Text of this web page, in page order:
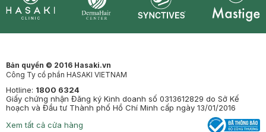
Bản quyền © 2016 Hasaki.vn
Công Ty cổ phần HASAKI VIETNAM
Hotline: 1800 6324
Giấy chứng nhận Đăng ký Kinh doanh số 0313612829 do Sở Kế
hoạch và Đầu tư Thành phố Hồ Chí Minh cấp ngày 13/01/2016
Xem tất cả cửa hàng